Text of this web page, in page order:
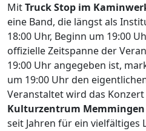
MitTruck Stop im
eine Band, die längst als
18:00 Uhr, Beginn um 19:00
offizielle Zeitspanne der
19:00 Uhr angegeben ist,
um 19:00 Uhr den
Veranstaltet wird das
Kulturzentrum Memmingen
seit Jahren für ein